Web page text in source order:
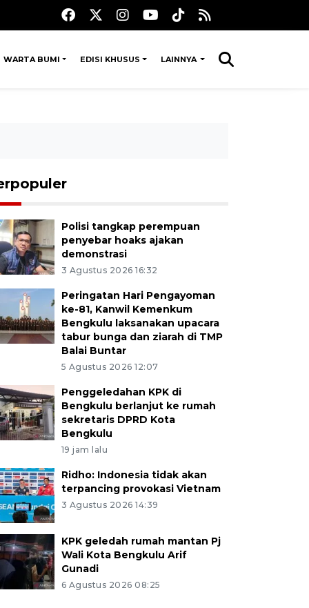
WARTA BUMI EDISI KHUSUS LAINNYA
Polisi tangkap perempuan
penyebar hoaks ajakan
demonstrasi
3 Agustus 2026 16:32
Peringatan Hari Pengayoman
ke-81, Kanwil Kemenkum
Bengkulu laksanakan upacara
tabur bunga dan ziarah di TMP
Balai Buntar
5 Agustus 2026 12:07
Penggeledahan KPK di
Bengkulu berlanjut ke rumah
sekretaris DPRD Kota
Bengkulu
19 jam lalu
Ridho: Indonesia tidak akan
terpancing provokasi Vietnam
3 Agustus 2026 14:39
KPK geledah rumah mantan Pj
Wali Kota Bengkulu Arif
Gunadi
6 Agustus 2026 08:25